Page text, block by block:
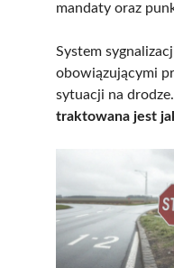
mandaty oraz
System
obowiązującymi
sytuacji na
traktowana jest